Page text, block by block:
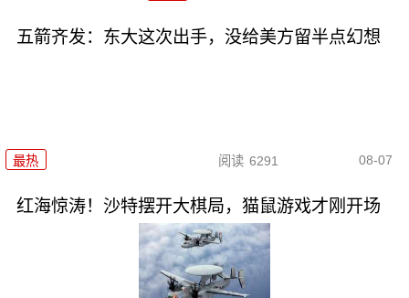
五箭齐发：东大这次出手，没给美方留半点幻想
最热 阅读 6291 08-07
红海惊涛！沙特摆开大棋局，猫鼠游戏才刚开场